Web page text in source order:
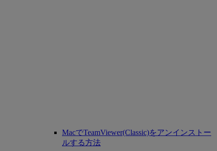
MacでTeamViewer(Classic)をアンインストー
ルする方法